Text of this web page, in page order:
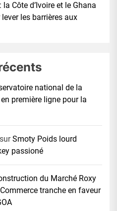
Côte d’Ivoire et le Ghana
les barrières aux
national de la
première ligne pour la
surSmoty Poids lourd
passioné
du Marché Roxy
tranche en faveur